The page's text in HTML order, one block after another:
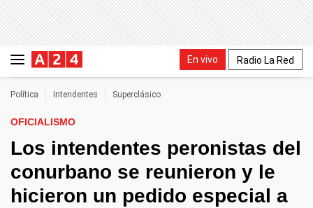
En vivo Radio La Red
Política Intendentes Superclásico
OFICIALISMO
Los intendentes peronistas del
conurbano se reunieron y le
hicieron un pedido especial a